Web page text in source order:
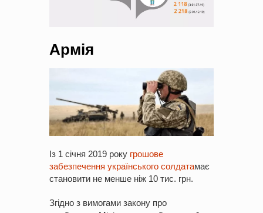
Армія
Із 1 січня 2019 року грошове
забезпечення українського солдатамає
становити не менше ніж 10 тис. грн.
Згідно з вимогами закону про